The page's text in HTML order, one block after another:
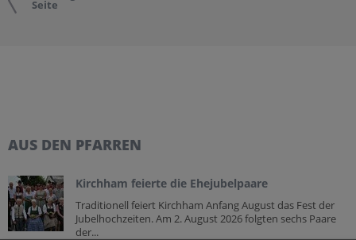
Seite
AUS DEN PFARREN
Kirchham feierte die Ehejubelpaare
Traditionell feiert Kirchham Anfang August das Fest der
Jubelhochzeiten. Am 2. August 2026 folgten sechs Paare
der...